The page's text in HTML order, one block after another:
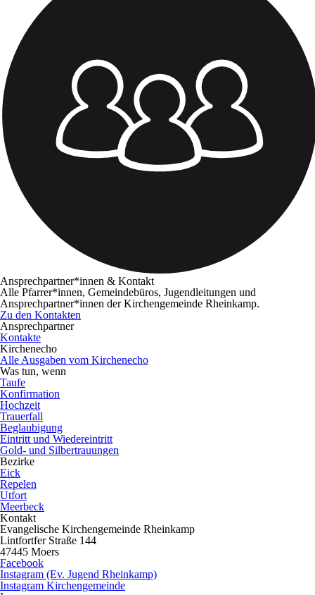
Ansprechpartner*innen & Kontakt
Alle Pfarrer*innen, Gemeindebüros, Jugendleitungen und
Ansprechpartner*innen der Kirchengemeinde Rheinkamp.
Zu den Kontakten
Ansprechpartner
Kontakte
Kirchenecho
Alle Ausgaben vom Kirchenecho
Was tun, wenn
Taufe
Konfirmation
Hochzeit
Trauerfall
Beglaubigung
Eintritt und Wiedereintritt
Gold- und Silbertrauungen
Bezirke
Eick
Repelen
Utfort
Meerbeck
Kontakt
Evangelische Kirchengemeinde Rheinkamp
Lintfortfer Straße 144
47445 Moers
Facebook
Instagram (Ev. Jugend Rheinkamp)
Instagram Kirchengemeinde